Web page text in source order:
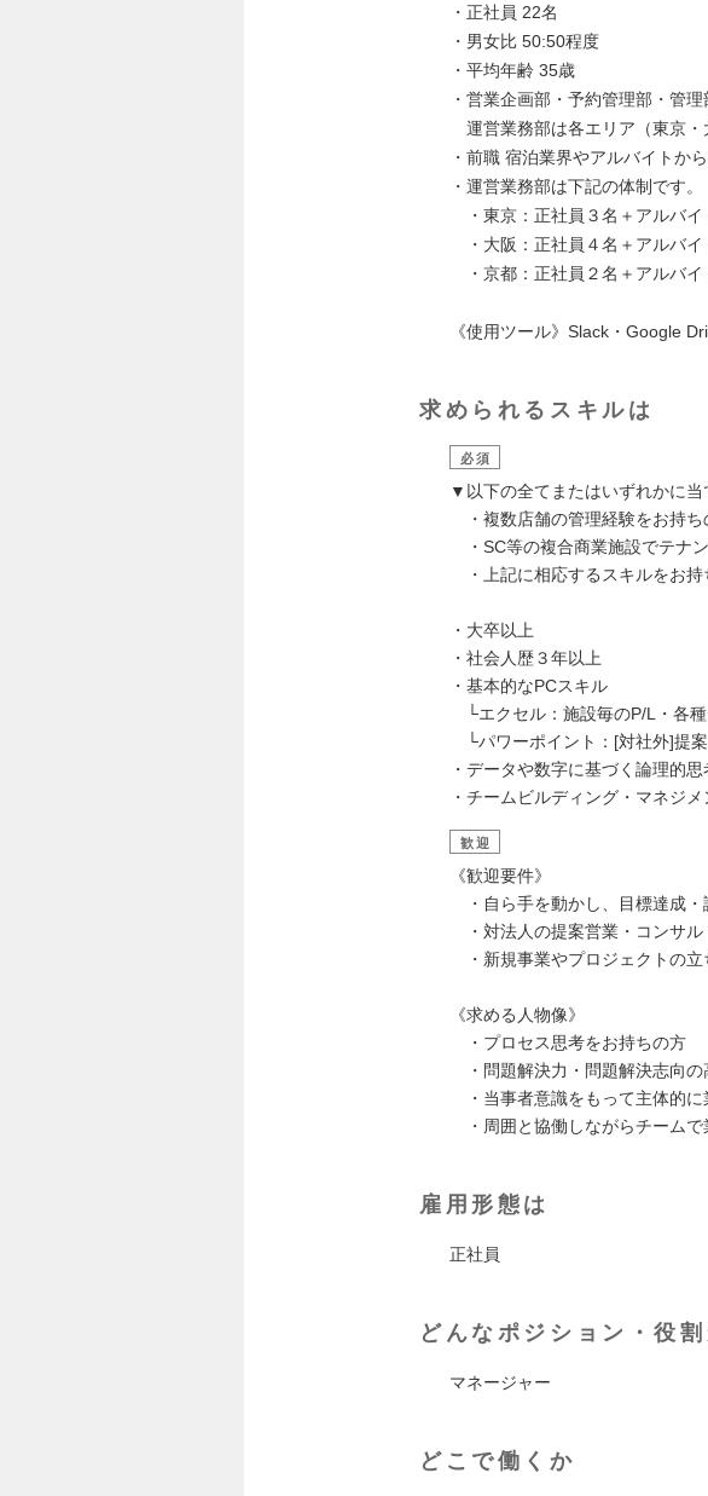
・正社員 22名
・男女比 50:50程度
・平均年齢 35歳
・営業企画部・予約管理部・管理
運営業務部は各エリア（東京・
・前職 宿泊業界やアルバイトか
・運営業務部は下記の体制です。
・東京：正社員３名＋アルバイ
・大阪：正社員４名＋アルバイ
・京都：正社員２名＋アルバイ
《使用ツール》Slack・Google
求められるスキルは
必須
▼以下の全てまたはいずれかに当
・複数店舗の管理経験をお持ち
・SC等の複合商業施設でテナ
・上記に相応するスキルをお持
・大卒以上
・社会人歴３年以上
・基本的なPCスキル
└エクセル：施設毎のP/L・各
└パワーポイント：[対社外]提
・データや数字に基づく論理的思
・チームビルディング・マネジメ
歓迎
《歓迎要件》
・自ら手を動かし、目標達成・
・対法人の提案営業・コンサル
・新規事業やプロジェクトの立
《求める人物像》
・プロセス思考をお持ちの方
・問題解決力・問題解決志向の
・当事者意識をもって主体的に
・周囲と協働しながらチームで
雇用形態は
正社員
どんなポジション・役
マネージャー
どこで働くか